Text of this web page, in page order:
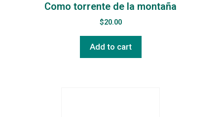
Como torrente de la montaña
$20.00
Add to cart